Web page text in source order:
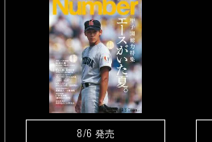
8/6 発売